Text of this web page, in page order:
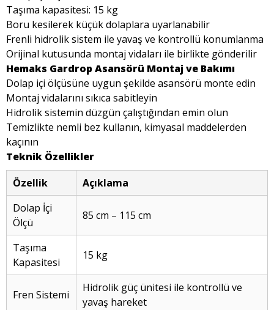
Taşıma kapasitesi: 15 kg
Boru kesilerek küçük dolaplara uyarlanabilir
Frenli hidrolik sistem ile yavaş ve kontrollü konumlanma
Orijinal kutusunda montaj vidaları ile birlikte gönderilir
Hemaks Gardrop Asansörü Montaj ve Bakımı
Dolap içi ölçüsüne uygun şekilde asansörü monte edin
Montaj vidalarını sıkıca sabitleyin
Hidrolik sistemin düzgün çalıştığından emin olun
Temizlikte nemli bez kullanın, kimyasal maddelerden
kaçının
Teknik Özellikler
Özellik
Açıklama
Dolap İçi
Ölçü
85 cm – 115 cm
Taşıma
Kapasitesi
15 kg
Fren Sistemi
Hidrolik güç ünitesi ile kontrollü ve
yavaş hareket